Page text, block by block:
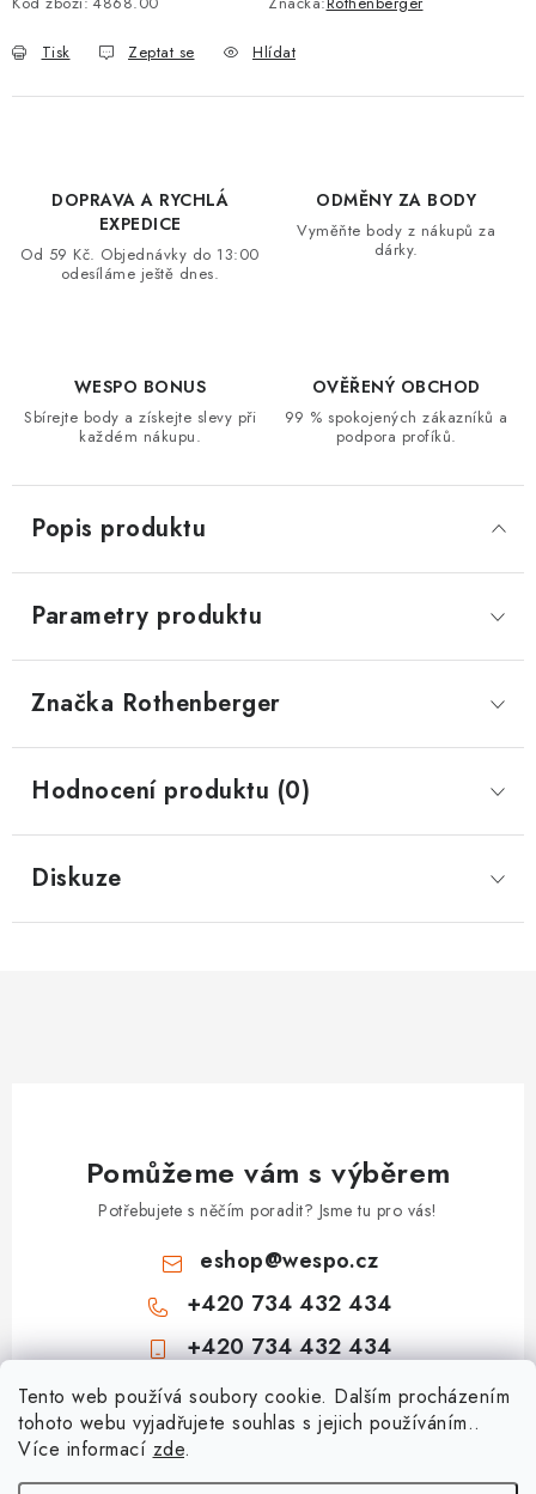
Tento web používá soubory cookie. Dalším procházením
tohoto webu vyjadřujete souhlas s jejich používáním..
Více informací zde.
Hodnocení obchodu 🚚 Stav objednávky
Doprava a platba
Tisk Zeptat se Hlídat
DOPRAVA A RYCHLÁ
EXPEDICE
Od 59 Kč. Objednávky do 13:00
odesíláme ještě dnes.
ODMĚNY ZA BODY
Vyměňte body z nákupů za
dárky.
WESPO BONUS
Sbírejte body a získejte slevy při
každém nákupu.
OVĚŘENÝ OBCHOD
99 % spokojených zákazníků a
podpora profíků.
Popis produktu
Parametry produktu
Značka Rothenberger
Hodnocení produktu (0)
Diskuze
Pomůžeme vám s výběrem
Potřebujete s něčím poradit? Jsme tu pro vás!
eshop@wespo.cz
+420 734 432 434
+420 734 432 434
Informace pro vás